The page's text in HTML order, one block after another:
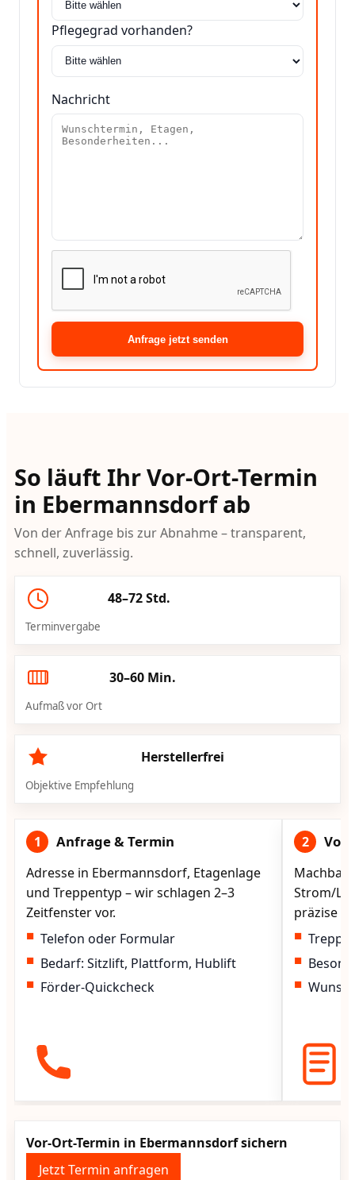
Pflegegrad vorhanden?
Nachricht
Anfrage jetzt senden
So läuft Ihr Vor-Ort-Termin
in Ebermannsdorf ab
Von der Anfrage bis zur Abnahme – transparent,
schnell, zuverlässig.
48–72 Std.
Terminvergabe
30–60 Min.
Aufmaß vor Ort
Herstellerfrei
Objektive Empfehlung
1 Anfrage & Termin
Adresse in Ebermannsdorf, Etagenlage
und Treppentyp – wir schlagen 2–3
Zeitfenster vor.
Telefon oder Formular
Bedarf: Sitzlift, Plattform, Hublift
Förder-Quickcheck
2
Strom/
präzise
Vor-Ort-Termin in Ebermannsdorf sichern
Jetzt Termin anfragen